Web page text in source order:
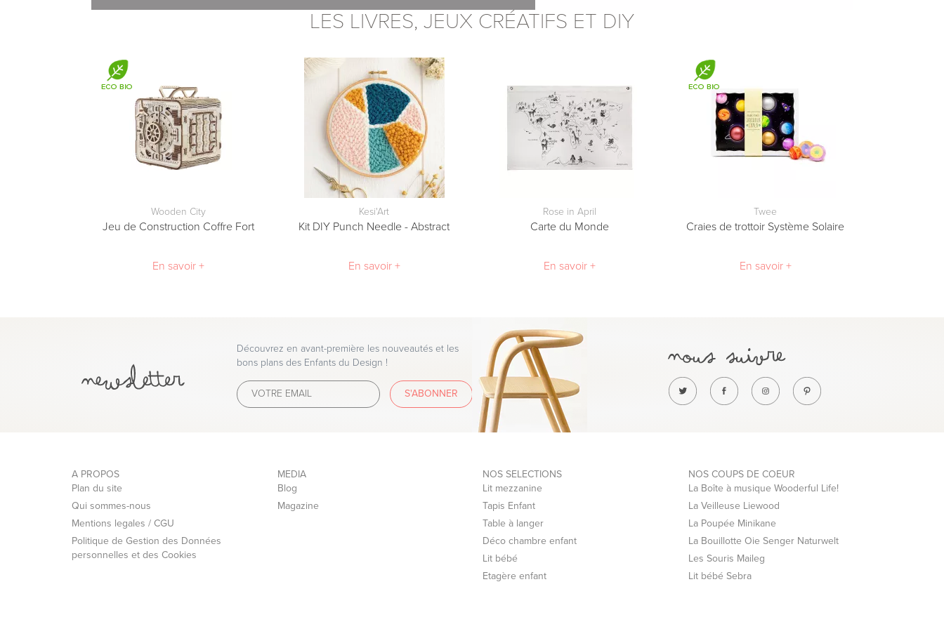
LES LIVRES, JEUX CRÉATIFS ET DIY
Wooden City
Jeu de Construction Coffre Fort
En savoir +
Kesi'Art
Kit DIY Punch Needle - Abstract
En savoir +
Rose in April
Carte du Monde
En savoir +
Twee
Craies de trottoir Système Solaire
En savoir +
Découvrez en avant-première les nouveautés et les
bons plans des Enfants du Design !
S'ABONNER
A PROPOS
Plan du site
Qui sommes-nous
Mentions legales / CGU
Politique de Gestion des Données
personnelles et des Cookies
MEDIA
Blog
Magazine
NOS SELECTIONS
Lit mezzanine
Tapis Enfant
Table à langer
Déco chambre enfant
Lit bébé
Etagère enfant
NOS COUPS DE COEUR
La Boîte à musique Wooderful Life!
La Veilleuse Liewood
La Poupée Minikane
La Bouillotte Oie Senger Naturwelt
Les Souris Maileg
Lit bébé Sebra